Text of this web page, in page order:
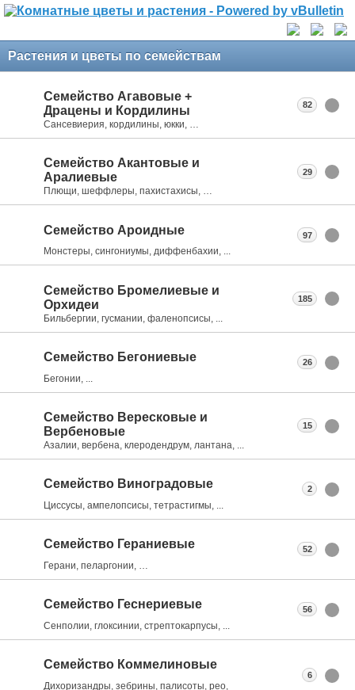
Растения и цветы по семействам
Семейство Агавовые +
Драцены и Кордилины
Сансевиерия, кордилины, юкки, …
82
Семейство Акантовые и
Аралиевые
Плющи, шеффлеры, пахистахисы, …
29
Семейство Ароидные
Монстеры, сингониумы, диффенбахии, ...
97
Семейство Бромелиевые и
Орхидеи
Бильбергии, гусмании, фаленопсисы, ...
185
Семейство Бегониевые
Бегонии, ...
26
Семейство Вересковые и
Вербеновые
Азалии, вербена, клеродендрум, лантана, ...
15
Семейство Виноградовые
Циссусы, ампелопсисы, тетрастигмы, ...
2
Семейство Гераниевые
Герани, пеларгонии, …
52
Семейство Геснериевые
Сенполии, глоксинии, стрептокарпусы, ...
56
Семейство Коммелиновые
Дихоризандры, зебрины, палисоты, рео,
6